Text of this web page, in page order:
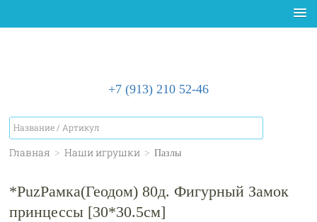
+7 (913) 210 52-46
Главная > Наши игрушки > Пазлы
*PuzРамка(Геодом) 80д. Фигурный Замок
принцессы [30*30.5см]